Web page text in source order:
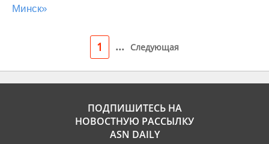
Минск»
1 ... Следующая
ПОДПИШИТЕСЬ НА
НОВОСТНУЮ РАССЫЛКУ
ASN DAILY